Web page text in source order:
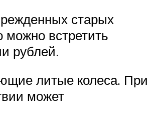
старых
можно встретить
рублей.
литые колеса. При
может